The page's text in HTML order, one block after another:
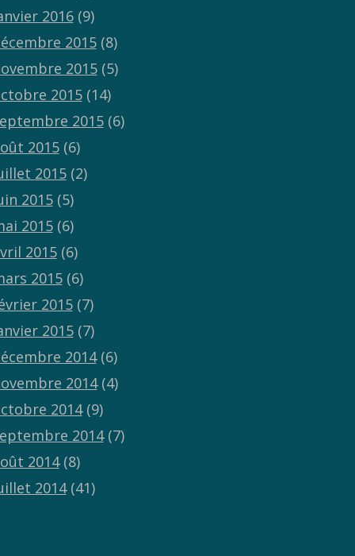
2016(9)
2015(8)
2015(5)
2015(14)
2015(6)
2015(6)
2015(2)
2015(5)
2015(6)
2015(6)
2015(6)
2015(7)
2015(7)
2014(6)
2014(4)
2014(9)
2014(7)
2014(8)
2014(41)